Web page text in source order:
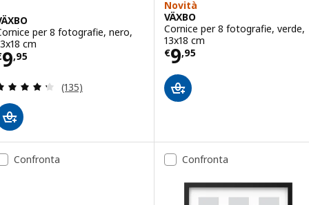
per 8 fotografie, nero,
cm
9,95 € 9,95
Recensione: 4.3 fuori da 5 stelle. Totale
(135)
Novità
VÄXBO
Cornice per 8 fotografie, verde,
13x18 cm
€9,95
Prezzo € 9,95
Confronta Confronta